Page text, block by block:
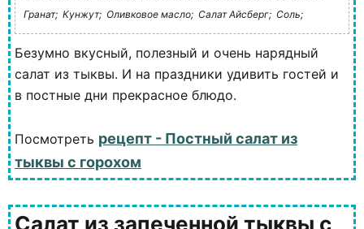
Гранат; Кунжут; Оливковое масло; Салат Айсберг; Соль;
Безумно вкусный, полезный и очень нарядный
салат из тыквы. И на праздники удивить гостей и
в постные дни прекрасное блюдо.
Посмотреть рецепт - Постный салат из
тыквы с горохом
Салат из запеченной тыквы с